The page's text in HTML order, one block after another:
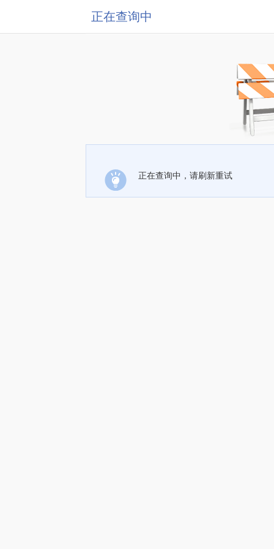
正在查询中
正在查询中，请刷新重试